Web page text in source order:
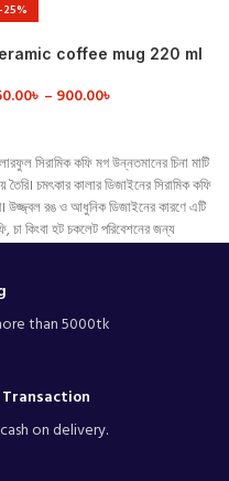
-25%
coffee mug 220 ml
৳ – 900.00৳
সিরামিক কফি মগ উন্নতমানের চিনা মাটি
তৈরি। চমৎকার কালার ডিজাইনের সিরামিক কফি
উজ্জ্বল রঙ ও আধুনিক ডিজাইনের কারণে এটি
চা কিংবা হট চকলেট পরিবেশনের জন্য
উভয় জায়গায় ব্যবহারের করতে পারবেন
than 5000tk
Transaction
on delivery.